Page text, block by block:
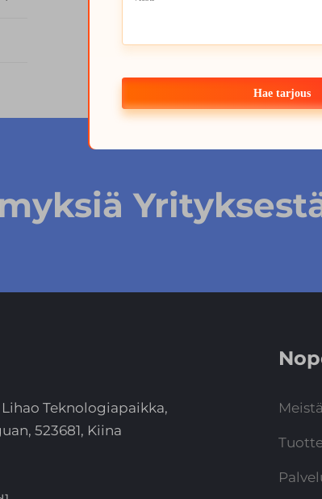
Näytön Moduuli
Lihao Teknologiapaikka,
523681, Kiina
Meistä
Hae tarjous